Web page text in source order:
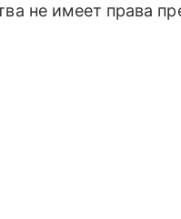
не имеет права